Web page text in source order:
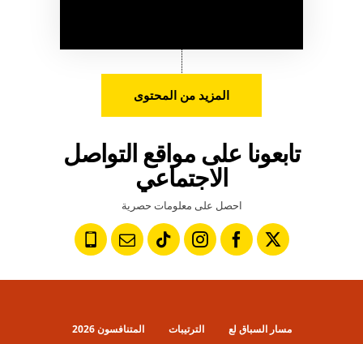
المزيد من المحتوى
تابعونا على مواقع التواصل
الاجتماعي
احصل على معلومات حصرية
مسار السباق لع الترتيبات المتنافسون 2026